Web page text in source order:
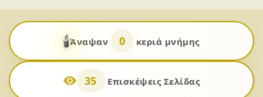
🕯️Άναψαν 0 κεριά μνήμης
35 Επισκέψεις Σελίδας